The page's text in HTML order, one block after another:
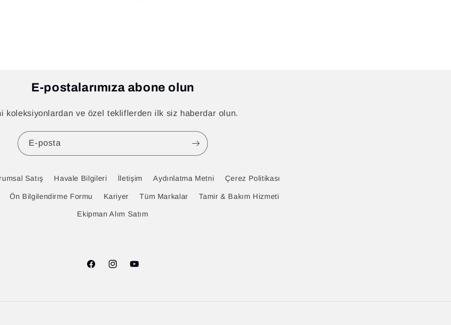
E-postalarımıza abone olun
koleksiyonlardan ve özel tekliflerden ilk siz haberdar olun.
E-posta
Satış Havale Bilgileri İletişim Aydınlatma Metni Çerez Politikası
Ön Bilgilendirme Formu Kariyer Tüm Markalar Tamir & Bakım Hizmeti
Ekipman Alım Satım
FacebookInstagramYouTube